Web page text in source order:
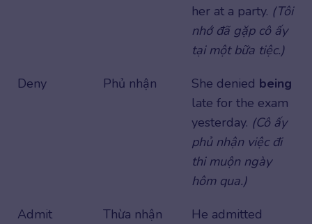
her at a party. (Tôi
nhớ đã gặp cô ấy
tại một bữa tiệc.)
Deny
Phủ nhận She denied being
late for the exam
yesterday. (Cô ấy
phủ nhận việc đi
thi muộn ngày
hôm qua.)
Admit
Thừa nhận
He admitted